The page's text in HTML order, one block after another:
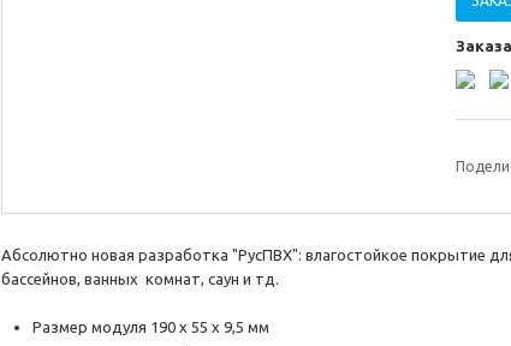
Абсолютно новая разработка "РусПВХ": влагостойкое покрытие
бассейнов, ванных комнат, саун и тд.
Размер модуля 190 х 55 х 9,5 мм